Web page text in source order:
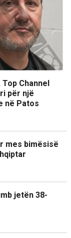
Channel
për një
në Patos
mes bimësisë
jetën 38-